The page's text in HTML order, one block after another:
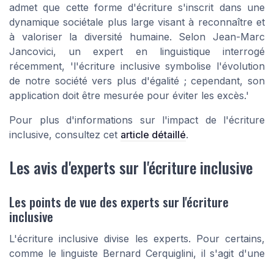
admet que cette forme d'écriture s'inscrit dans une
dynamique sociétale plus large visant à reconnaître et
à valoriser la diversité humaine. Selon Jean-Marc
Jancovici, un expert en linguistique interrogé
récemment, 'l'écriture inclusive symbolise l'évolution
de notre société vers plus d'égalité ; cependant, son
application doit être mesurée pour éviter les excès.'
Pour plus d'informations sur l'impact de l'écriture
inclusive, consultez cet article détaillé.
Les avis d'experts sur l'écriture inclusive
Les points de vue des experts sur l'écriture
inclusive
L'écriture inclusive divise les experts. Pour certains,
comme le linguiste Bernard Cerquiglini, il s'agit d'une